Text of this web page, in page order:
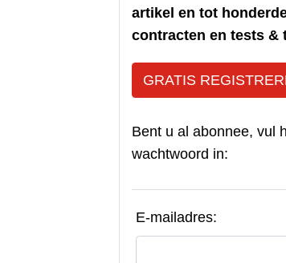
artikel en tot
contracten en tests &
GRATIS
Bent u al abonnee, vul
wachtwoord in:
E-mailadres: